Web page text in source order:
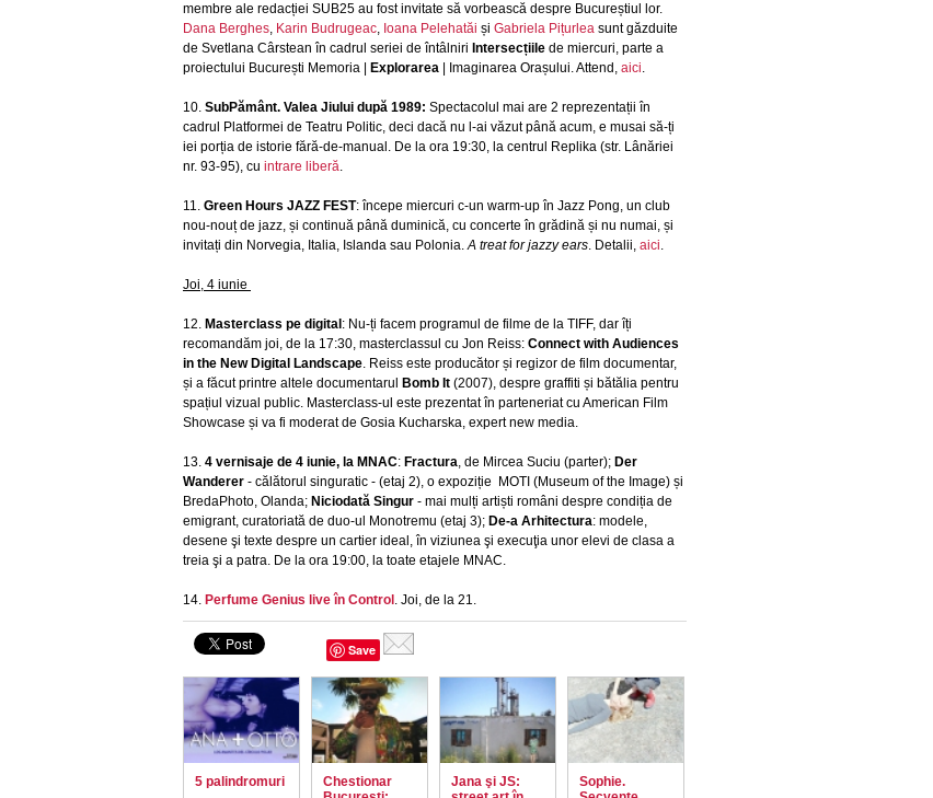
membre ale redacției SUB25 au fost invitate să vorbească despre Bucureștiul lor.
Dana Berghes, Karin Budrugeac, Ioana Pelehatăi și Gabriela Pițurlea sunt găzduite
de Svetlana Cârstean în cadrul seriei de întâlniri Intersecțiile de miercuri, parte a
proiectului București Memoria |
Explorarea | Imaginarea Orașului. Attend, aici.
10. SubPământ. Valea Jiului după 1989: Spectacolul mai are 2 reprezentații în
cadrul Platformei de Teatru Politic, deci dacă nu l-ai văzut până acum, e musai să-ți
iei porția de istorie fără-de-manual. De la ora 19:30, la centrul Replika (str. Lânăriei
nr. 93-95), cu intrare liberă.
11. Green Hours JAZZ FEST: începe miercuri c-un warm-up în Jazz Pong, un club
nou-nouț de jazz, și continuă până duminică, cu concerte în grădină și nu numai, și
invitați din Norvegia, Italia, Islanda sau Polonia.A treat for jazzy ears. Detalii, aici.
Joi, 4 iunie
12. Masterclass pe digital : Nu-ți facem programul de filme de la TIFF, dar îți
recomandăm joi, de la 17:30, masterclassul cu Jon Reiss: Connect with Audiences
in the New Digital Landscape. Reiss este producător și regizor de film documentar,
și a făcut printre altele documentarul
Bomb It (2007), despre graffiti și bătălia pentru
spațiul vizual public. Masterclass-ul este prezentat în parteneriat cu American Film
Showcase și va fi moderat de Gosia Kucharska, expert new media.
13. 4 vernisaje de 4 iunie, la MNAC: Fractura, de Mircea Suciu (parter); Der
Wanderer - călătorul singuratic - (etaj 2), o expoziție MOTI (Museum of the Image) și
BredaPhoto, Olanda; Niciodată Singur - mai mulți artiști români despre condiția de
emigrant, curatoriată de duo-ul Monotremu (etaj 3); De-a Arhitectura: modele,
desene şi texte despre un cartier ideal, în viziunea şi execuţia unor elevi de clasa a
treia şi a patra. De la ora 19:00, la toate etajele MNAC.
14. Perfume Genius live în Control . Joi, de la 21.
Save
5 palindromuri
Chestionar
Jana şi JS:
Sophie.